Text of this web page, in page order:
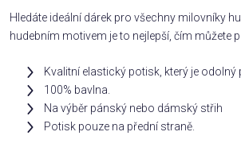
Rodina
/
Povolání,
zájmy a
sport
Hledáte ideální dárek pro všechny milovníky
hudebním motivem je to nejlepší, čím můžete
Kvalitní elastický potisk, který je odolný
100% bavlna.
Na výběr pánský nebo dámský střih
Potisk pouze na přední straně.